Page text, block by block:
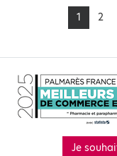
1 2
Je